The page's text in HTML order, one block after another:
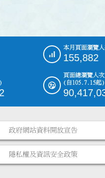
本月頁面瀏覽
155,882
頁面總瀏覽人次
(自105.7.15起)
政府網站資料開放宣告
隱私權及資訊安全政策